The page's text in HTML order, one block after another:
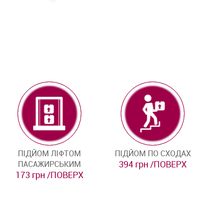
ПІДЙОМ ЛІФТОМ
ПАСАЖИРСЬКИМ
173 грн /ПОВЕРХ
ПІДЙОМ ПО СХОДАХ
394 грн /ПОВЕРХ